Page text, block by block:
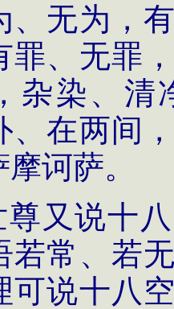
、无为，
罪、无罪
杂染、清
、在两间
诃萨。
尊又说十
若常、若
可说十八